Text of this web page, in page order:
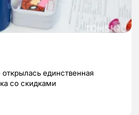
единственная
со скидками